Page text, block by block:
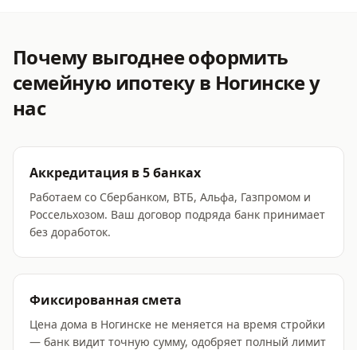
Почему выгоднее оформить
семейную ипотекув Ногинскеу
нас
Аккредитация в 5 банках
Работаем со Сбербанком, ВТБ, Альфа, Газпромом и
Россельхозом. Ваш договор подряда банк принимает
без доработок.
Фиксированная смета
Цена дома в Ногинске не меняется на время стройки
— банк видит точную сумму, одобряет полный лимит